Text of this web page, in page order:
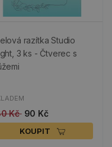
razítka Studio
3 ks - Čtverec s
Kč 90 Kč
KOUPIT